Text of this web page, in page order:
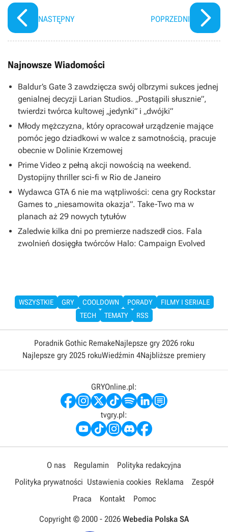
NASTĘPNY POPRZEDNI
Najnowsze Wiadomości
Baldur’s Gate 3 zawdzięcza swój olbrzymi sukces jednej
genialnej decyzji Larian Studios. „Postąpili słusznie”,
twierdzi twórca kultowej „jedynki” i „dwójki”
Młody mężczyzna, który opracował urządzenie mające
pomóc jego dziadkowi w walce z samotnością, pracuje
obecnie w Dolinie Krzemowej
Prime Video z pełną akcji nowością na weekend.
Dystopijny thriller sci-fi w Rio de Janeiro
Wydawca GTA 6 nie ma wątpliwości: cena gry Rockstar
Games to „niesamowita okazja”. Take-Two ma w
planach aż 29 nowych tytułów
Zaledwie kilka dni po premierze nadszedł cios. Fala
zwolnień dosięgła twórców Halo: Campaign Evolved
WSZYSTKIE GRY COOLDOWN PORADY
FILMY I SERIALE
TECH
TEMATY RSS
Poradnik Gothic RemakeNajlepsze gry 2026 roku
Najlepsze gry 2025 rokuWiedźmin 4Najbliższe premiery
GRYOnline.pl:
tvgry.pl:
O nas Regulamin
Polityka redakcyjna
Polityka prywatności Ustawienia cookies Reklama
Zespół
Praca
Kontakt Pomoc
Copyright © 2000 - 2026 Webedia Polska SA